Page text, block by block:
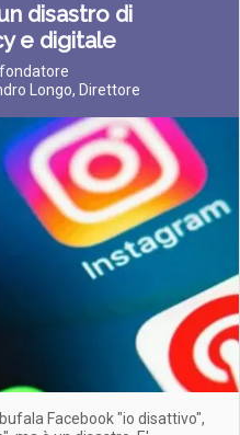
disastro di
e digitale
Longo, Direttore
Facebook "io disattivo",